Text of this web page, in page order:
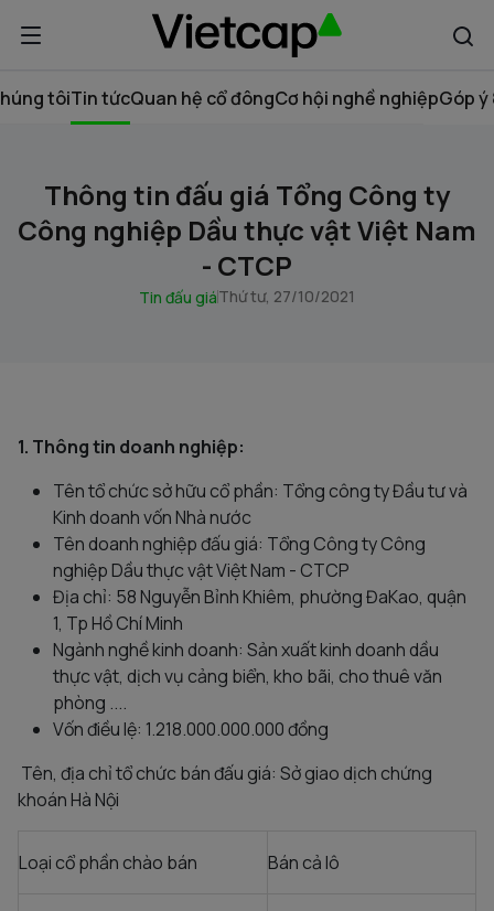
tôiTin tứcQuan hệ cổ đôngCơ hội nghề nghiệpGóp ý
Thông tin đấu giá Tổng Công ty
Công nghiệp Dầu thực vật Việt Nam
- CTCP
Tin đấu giáThứ tư, 27/10/2021
1. Thông tin doanh nghiệp:
Tên tổ chức sở hữu cổ phần: Tổng công ty Đầu tư và
Kinh doanh vốn Nhà nước
Tên doanh nghiệp đấu giá: Tổng Công ty Công
nghiệp Dầu thực vật Việt Nam - CTCP
Địa chỉ: 58 Nguyễn Bỉnh Khiêm, phường ĐaKao, quận
1, Tp Hồ Chí Minh
Ngành nghề kinh doanh: Sản xuất kinh doanh dầu
thực vật, dịch vụ cảng biển, kho bãi, cho thuê văn
phòng ....
Vốn điều lệ: 1.218.000.000.000 đồng
Tên, địa chỉ tổ chức bán đấu giá: Sở giao dịch chứng
khoán Hà Nội
Loại cổ phần chào bán Bán cả lô